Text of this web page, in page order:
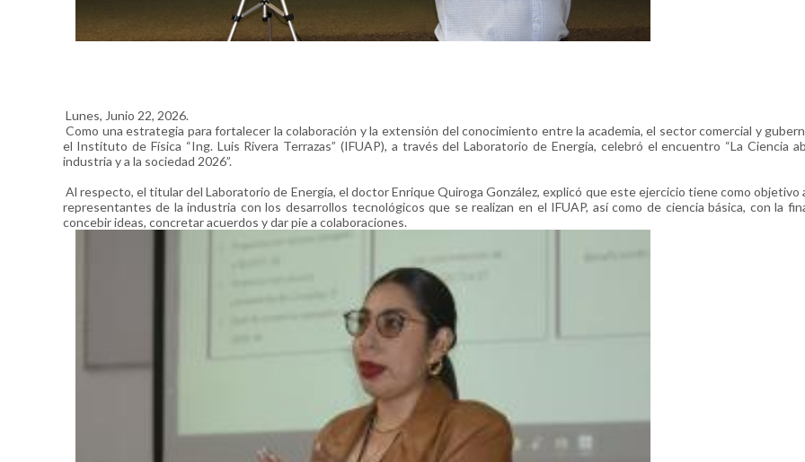
Lunes, Junio 22, 2026.
Como una estrategia para fortalecer la colaboración y la extensión del conocimiento entre la academia, el sector comercial y
el Instituto de Física “Ing. Luis Rivera Terrazas” (IFUAP), a través del Laboratorio de Energía, celebró el encuentro “La Ciencia
industria y a la sociedad 2026”.
Al respecto, el titular del Laboratorio de Energía, el doctor Enrique Quiroga González, explicó que este ejercicio tiene como objetivo
representantes de la industria con los desarrollos tecnológicos que se realizan en el IFUAP, así como de ciencia básica, con la
concebir ideas, concretar acuerdos y dar pie a colaboraciones.